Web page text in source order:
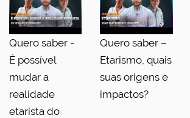
Quero saber -
É possível
mudar a
realidade
etarista do
Quero saber –
Etarismo, quais
suas origens e
impactos?